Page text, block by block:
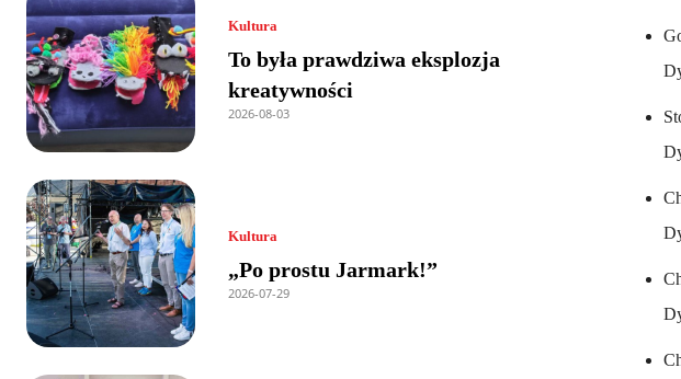
Kultura
To była prawdziwa eksplozja
kreatywności
2026-08-03
Kultura
„Po prostu Jarmark!”
2026-07-29